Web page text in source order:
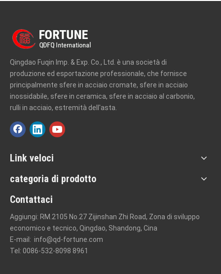
Qingdao Fuqin Imp. & Exp. Co., Ltd. è una società di
produzione ed esportazione professionale, che fornisce
principalmente sfere in acciaio cromate, sfere in acciaio
inossidabile, sfere in ceramica, sfere in acciaio al carbonio,
rulli in acciaio, estremità dell'asta.
Link veloci
categoria di prodotto
Contattaci
Aggiungi: RM.2105 No.27 Zijinshan Zhi Road, Zona di sviluppo
economico e tecnico, Qingdao, Shandong, Cina
E-mail: info@qd-fortune.com
Tel: 0086-532-8098 8961